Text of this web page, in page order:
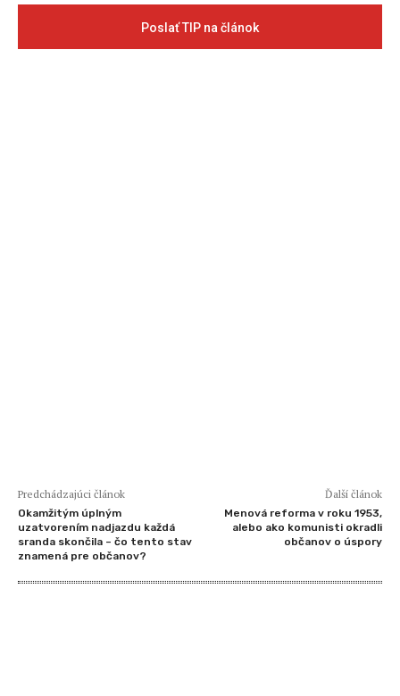
Poslať TIP na článok
Predchádzajúci článok
Okamžitým úplným
uzatvorením nadjazdu každá
sranda skončila – čo tento stav
znamená pre občanov?
Ďalší článok
Menová reforma v roku 1953,
alebo ako komunisti okradli
občanov o úspory